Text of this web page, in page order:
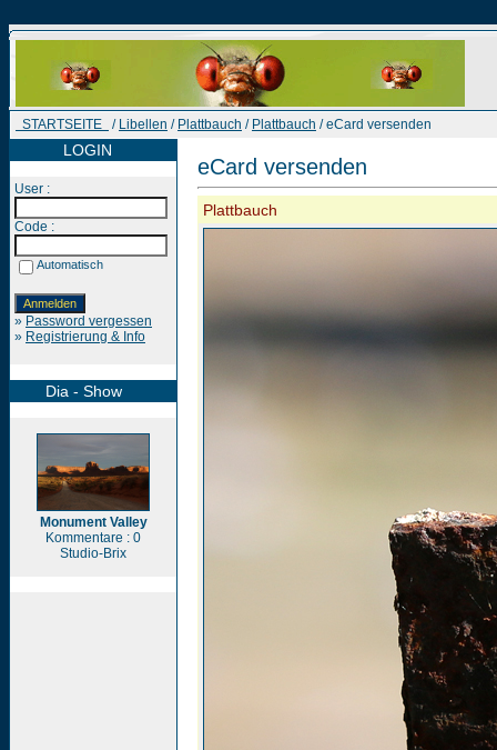
STARTSEITE / Libellen / Plattbauch / Plattbauch / eCard versenden
LOGIN
User :
Code :
Automatisch
» Password vergessen
» Registrierung & Info
Dia - Show
Monument Valley
Kommentare : 0
Studio-Brix
eCard versenden
Plattbauch